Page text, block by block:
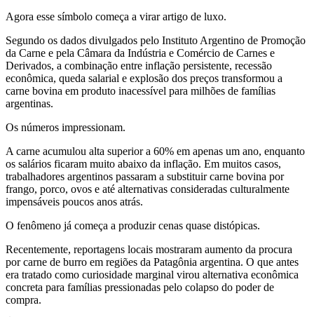
Agora esse símbolo começa a virar artigo de luxo.
Segundo os dados divulgados pelo Instituto Argentino de Promoção
da Carne e pela Câmara da Indústria e Comércio de Carnes e
Derivados, a combinação entre inflação persistente, recessão
econômica, queda salarial e explosão dos preços transformou a
carne bovina em produto inacessível para milhões de famílias
argentinas.
Os números impressionam.
A carne acumulou alta superior a 60% em apenas um ano, enquanto
os salários ficaram muito abaixo da inflação. Em muitos casos,
trabalhadores argentinos passaram a substituir carne bovina por
frango, porco, ovos e até alternativas consideradas culturalmente
impensáveis poucos anos atrás.
O fenômeno já começa a produzir cenas quase distópicas.
Recentemente, reportagens locais mostraram aumento da procura
por carne de burro em regiões da Patagônia argentina. O que antes
era tratado como curiosidade marginal virou alternativa econômica
concreta para famílias pressionadas pelo colapso do poder de
compra.